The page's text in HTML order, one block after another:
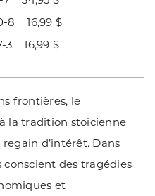
8 16,99 $
3 16,99 $
frontières, le
la tradition stoïcienne
d’intérêt. Dans
des tragédies
et